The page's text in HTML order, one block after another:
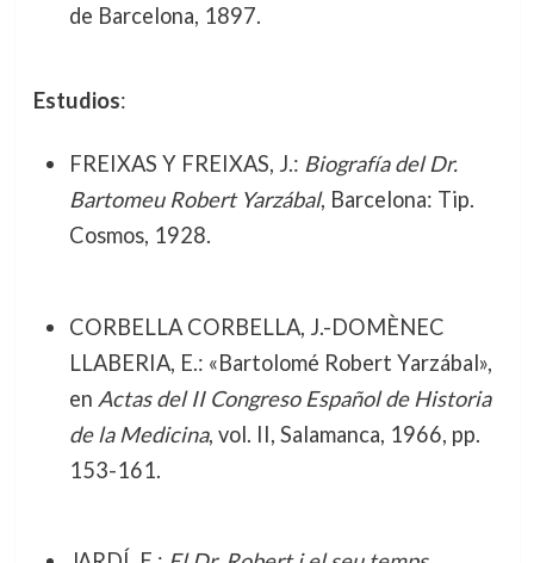
de Barcelona, 1897.
Estudios:
FREIXAS Y FREIXAS, J.: Biografía del Dr.
Bartomeu Robert Yarzábal, Barcelona: Tip.
Cosmos, 1928.
CORBELLA CORBELLA, J.-DOMÈNEC
LLABERIA, E.: «Bartolomé Robert Yarzábal»,
en Actas del II Congreso Español de Historia
de la Medicina, vol. II, Salamanca, 1966, pp.
153-161.